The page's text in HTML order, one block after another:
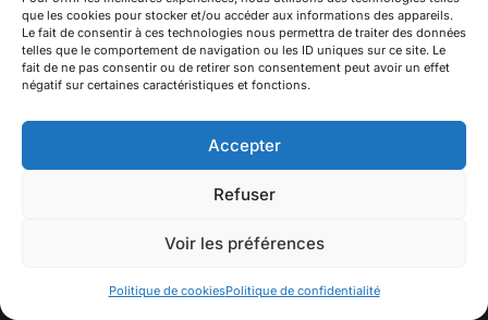
que les cookies pour stocker et/ou accéder aux informations des appareils.
Le fait de consentir à ces technologies nous permettra de traiter des données
telles que le comportement de navigation ou les ID uniques sur ce site. Le
fait de ne pas consentir ou de retirer son consentement peut avoir un effet
négatif sur certaines caractéristiques et fonctions.
Accepter
Refuser
Voir les préférences
Politique de cookiesPolitique de confidentialité
© 2026 Asiexpo — Maison des Cultures Asiatiques.